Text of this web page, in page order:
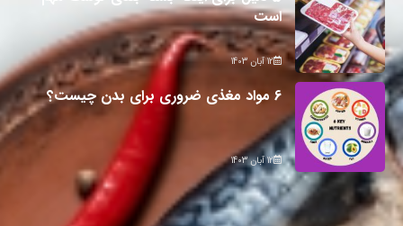
است
12 آبان 1403
6 مواد مغذی ضروری برای بدن چیست؟
12 آبان 1403